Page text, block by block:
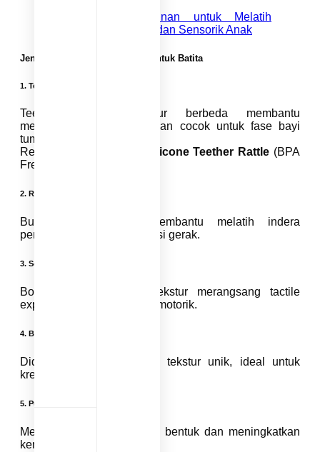
Mainan untuk Melatih
Kemampuan Motorik dan Sensorik Anak
Jenis-Jenis Mainan Sensorik untuk Batita
1. Teether Sensorik
Teether dengan tekstur berbeda membantu
merangsang area mulut dan cocok untuk fase bayi
tumbuh gigi.
Rekomendasi:
IQAngel Silicone Teether Rattle (BPA
Free & aman digigit).
2. Rattle / Kerincingan
Bunyi lembut rattle membantu melatih indera
pendengaran dan koordinasi gerak.
3. Sensory Ball
Bola dengan berbagai tekstur merangsang tactile
exploration dan koordinasi motorik.
4. Balok Susun Sensorik
Didukung warna cerah & tekstur unik, ideal untuk
kreativitas dan logika.
5. Puzzle Sensorik
Membantu anak mengenal bentuk dan meningkatkan
kemampuan matching.